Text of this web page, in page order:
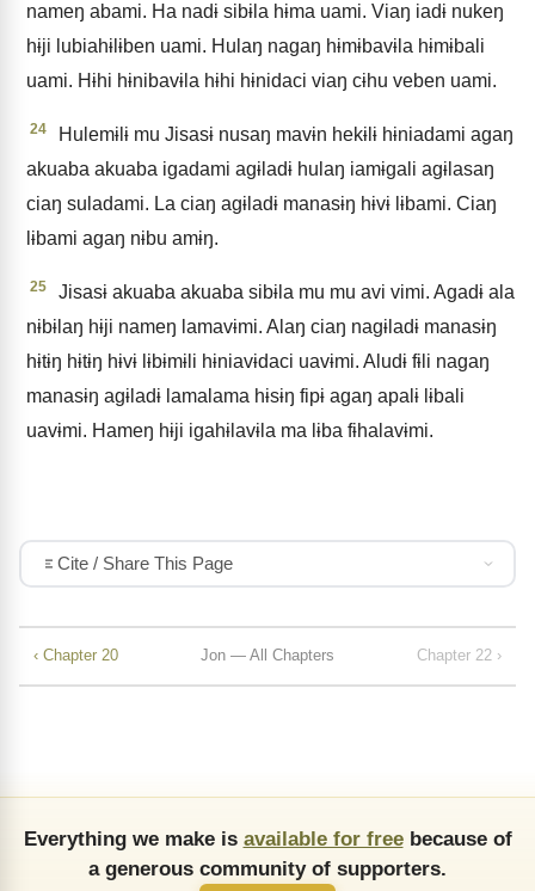
nameŋ abami. Ha nadɨ sibɨla hɨma uami. Viaŋ iadɨ nukeŋ
hɨji lubiahɨlɨben uami. Hulaŋ nagaŋ hɨmɨbavɨla hɨmɨbali
uami. Hɨhi hɨnibavɨla hɨhi hɨnidaci viaŋ cɨhu veben uami.
24
Hulemɨlɨ mu Jisasɨ nusaŋ mavɨn hekɨlɨ hɨniadami agaŋ
akuaba akuaba igadami agɨladɨ hulaŋ iamɨgali agɨlasaŋ
ciaŋ suladami. La ciaŋ agɨladɨ manasɨŋ hɨvɨ lɨbami. Ciaŋ
lɨbami agaŋ nɨbu amɨŋ.
25
Jisasɨ akuaba akuaba sibɨla mu mu avi vimi. Agadɨ ala
nɨbɨlaŋ hɨji nameŋ lamavɨmi. Alaŋ ciaŋ nagɨladɨ manasɨŋ
hɨtɨŋ hɨtɨŋ hɨvɨ lɨbɨmɨli hɨniavɨdaci uavɨmi. Aludɨ fɨli nagaŋ
manasɨŋ agɨladɨ lamalama hɨsɨŋ fipɨ agaŋ apalɨ lɨbali
uavɨmi. Hameŋ hɨji igahɨlavɨla ma lɨba fɨhalavɨmi.
Cite / Share This Page
‹ Chapter 20 Jon — All Chapters Chapter 22 ›
Everything we make is available for freebecause of
a generous community of supporters.